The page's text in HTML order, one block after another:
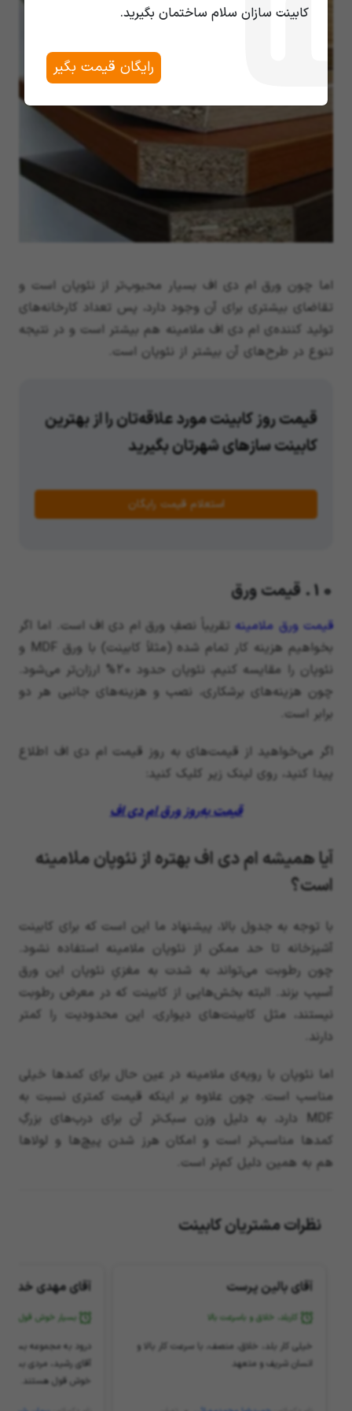
کابینت سازان سلام ساختمان بگیرید.
رایگان قیمت بگیر
اما چون ورق ام دی اف بسیار محبوب‌تر از نئوپان است و
تقاضای بیشتری برای آن وجود دارد، پس تعداد کارخانه‌های
تولید کننده‌ی ام دی اف ملامینه هم بیشتر است و در نتیجه
تنوع در طرح‌های آن بیشتر از نئوپان است.
قیمت روز کابینت مورد علاقه‌تان را از بهترین
کابینت سازهای شهرتان بگیرید
استعلام قیمت رایگان
10. قیمت ورق
قیمت ورق ملامینه تقریباً نصفِ ورق ام دی اف است. اما اگر
بخواهیم هزینه کار تمام شده (مثلاً کابینت) با ورق MDF و
نئوپان را مقایسه کنیم، نئوپان حدود 20% ارزان‌تر می‌شود.
چون هزینه‌های برشکاری، نصب و هزینه‌های جانبی هر دو
برابر است.
اگر می‌خواهید از قیمت‌های به روز قیمت ام دی اف اطلاع
پیدا کنید، روی لینک زیر کلیک کنید:
قیمت به‌روز ورق ام دی اف
آیا همیشه ام دی اف بهتره از نئوپان ملامینه
است؟
با توجه به جدول بالا، پیشنهاد ما این است که برای کابینت
آشپزخانه تا حد ممکن از نئوپان ملامینه استفاده نشود.
چون رطوبت می‌تواند به شدت به مغزیِ نئوپان این ورق
آسیب بزند. البته بخش‌هایی از کابینت که در معرض رطوبت
نیستند، مثل کابینت‌های دیواری، این محدودیت را کمتر
دارند.
اما نئوپان با رویه‌ی ملامینه در عین حال برای کمدها خیلی
مناسب است. چون علاوه بر اینکه قیمت کمتری نسبت به
MDF دارد، به دلیل وزن سبک‌تر آن برای درب‌های بزرگِ
کمدها مناسب‌تر است و امکان هرز شدن پیچ‌ها و لولاها
هم به همین دلیل کم‌تر است.
نظرات مشتریان کابینت
آقای بالین پرست
کاربلد، خلاق و باسرعت بالا
خیلی کار بلد، خلاق، منصف، با سرعت کار بالا و
انسان شریف و متعهد
آقای مهدی
بسیار خوش قول
درود به مجموعه بسیار
آقای رشید، مردی بسیار
خوش قول هستند. درود